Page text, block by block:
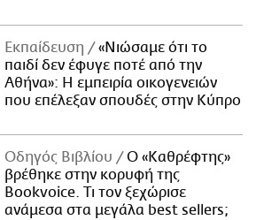
Εκπαίδευση
«Νιώσαμε ότι το
παιδί δεν έφυγε ποτέ από την
Αθήνα»: Η εμπειρία οικογενειών
που επέλεξαν σπουδές στην Κύπρο
Οδηγός Βιβλίου
Ο «Καθρέφτης»
βρέθηκε στην κορυφή της
Bookvoice. Τι τον ξεχώρισε
ανάμεσα στα μεγάλα best sellers;